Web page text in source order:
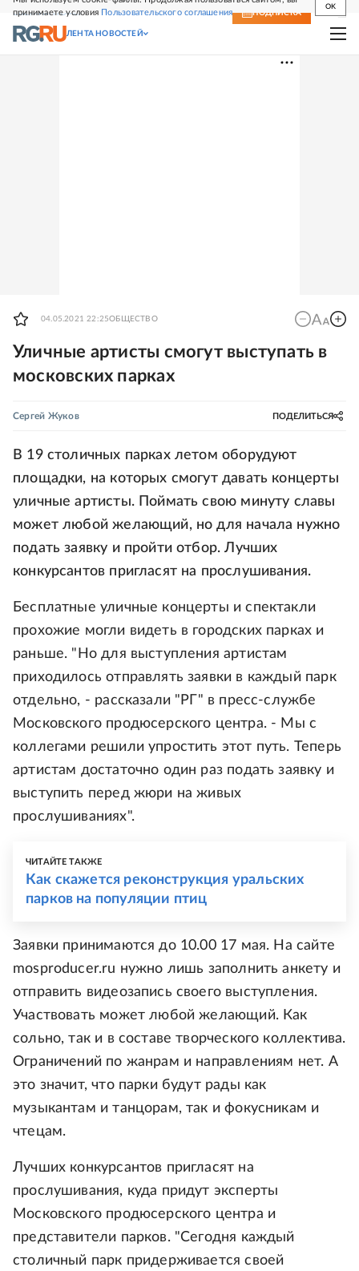
принимаете условия Пользовательского соглашения
OK
СВЕЖИЙ НОМЕР ПОДПИСКА
ЛЕНТА НОВОСТЕЙ
04.05.2021 22:25ОБЩЕСТВО
Уличные артисты смогут выступать в
московских парках
Сергей Жуков ПОДЕЛИТЬСЯ
В 19 столичных парках летом оборудуют
площадки, на которых смогут давать концерты
уличные артисты. Поймать свою минуту славы
может любой желающий, но для начала нужно
подать заявку и пройти отбор. Лучших
конкурсантов пригласят на прослушивания.
Бесплатные уличные концерты и спектакли
прохожие могли видеть в городских парках и
раньше. "Но для выступления артистам
приходилось отправлять заявки в каждый парк
отдельно, - рассказали "РГ" в пресс-службе
Московского продюсерского центра. - Мы с
коллегами решили упростить этот путь. Теперь
артистам достаточно один раз подать заявку и
выступить перед жюри на живых
прослушиваниях".
ЧИТАЙТЕ ТАКЖЕ
Как скажется реконструкция уральских
парков на популяции птиц
Заявки принимаются до 10.00 17 мая. На сайте
mosproducer.ru нужно лишь заполнить анкету и
отправить видеозапись своего выступления.
Участвовать может любой желающий. Как
сольно, так и в составе творческого коллектива.
Ограничений по жанрам и направлениям нет. А
это значит, что парки будут рады как
музыкантам и танцорам, так и фокусникам и
чтецам.
Лучших конкурсантов пригласят на
прослушивания, куда придут эксперты
Московского продюсерского центра и
представители парков. "Сегодня каждый
столичный парк придерживается своей